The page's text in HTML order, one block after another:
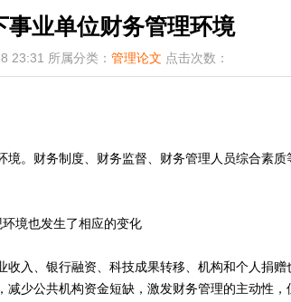
事业单位财务管理环境
23:31 所属分类： 管理论文 点击次数：
。财务制度、财务监督、财务管理人员综合素
境也发生了相应的变化
入、银行融资、科技成果转移、机构和个人捐
少公共机构资金短缺，激发财务管理的主动性